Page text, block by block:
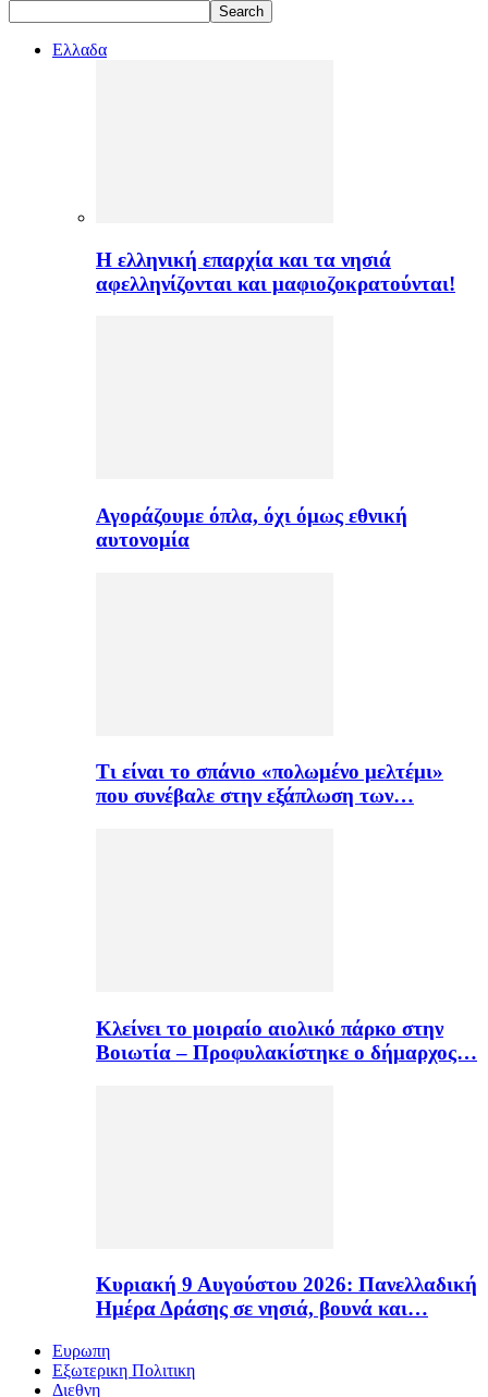
Ελλαδα
H ελληνική επαρχία και τα νησιά
αφελληνίζονται και μαφιοζοκρατούνται!
Αγοράζουμε όπλα, όχι όμως εθνική
αυτονομία
Τι είναι το σπάνιο «πολωμένο μελτέμι»
που συνέβαλε στην εξάπλωση των…
Κλείνει το μοιραίο αιολικό πάρκο στην
Βοιωτία – Προφυλακίστηκε ο δήμαρχος…
Κυριακή 9 Αυγούστου 2026: Πανελλαδική
Ημέρα Δράσης σε νησιά, βουνά και…
Ευρωπη
Εξωτερικη Πολιτικη
Διεθνη